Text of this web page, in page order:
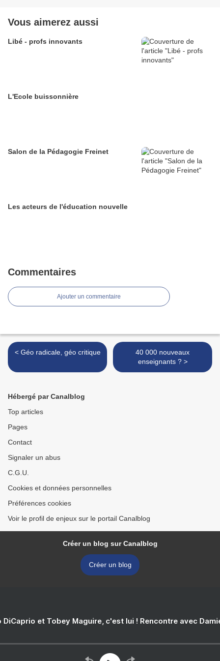
Vous aimerez aussi
Libé - profs innovants
L'Ecole buissonnière
Salon de la Pédagogie Freinet
Les acteurs de l'éducation nouvelle
Commentaires
Ajouter un commentaire
< Géo radicale, géo critique
40 000 nouveaux
enseignants ? >
Hébergé par Canalblog
Top articles
Pages
Contact
Signaler un abus
C.G.U.
Cookies et données personnelles
Préférences cookies
Voir le profil de enjeux sur le portail Canalblog
Créer un blog sur Canalblog
Créer un blog
DiCaprio et Tobey Maguire, c'est lui ! Rencontre avec